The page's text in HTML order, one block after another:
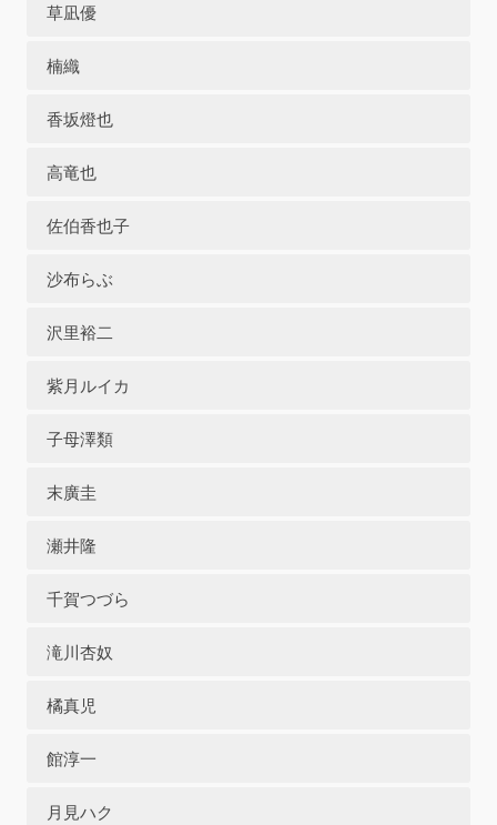
草凪優
楠織
香坂燈也
高竜也
佐伯香也子
沙布らぶ
沢里裕二
紫月ルイカ
子母澤類
末廣圭
瀬井隆
千賀つづら
滝川杏奴
橘真児
館淳一
月見ハク